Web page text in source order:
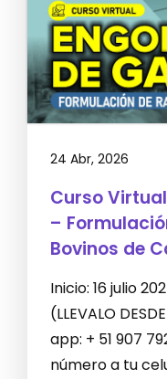
24 Abr, 2026
Curso
–
Bovinos de
Inicio: 16 julio
(LLEVALO
app: + 51 907
número a tu